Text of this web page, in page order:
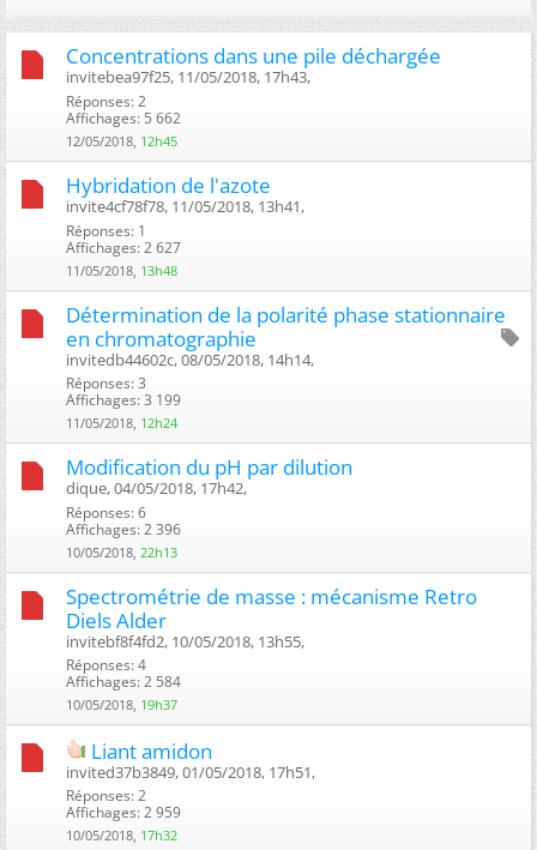
Concentrations dans une pile déchargée
invitebea97f25, 11/05/2018, 17h43, ‎
Réponses: 2
Affichages: 5 662
12/05/2018, 12h45
Hybridation de l'azote
invite4cf78f78, 11/05/2018, 13h41, ‎
Réponses: 1
Affichages: 2 627
11/05/2018, 13h48
Détermination de la polarité phase stationnaire
en chromatographie
invitedb44602c, 08/05/2018, 14h14, ‎
Réponses: 3
Affichages: 3 199
11/05/2018, 12h24
Modification du pH par dilution
dique, 04/05/2018, 17h42, ‎
Réponses: 6
Affichages: 2 396
10/05/2018, 22h13
Spectrométrie de masse : mécanisme Retro
Diels Alder
invitebf8f4fd2, 10/05/2018, 13h55, ‎
Réponses: 4
Affichages: 2 584
10/05/2018, 19h37
Liant amidon
invited37b3849, 01/05/2018, 17h51, ‎
Réponses: 2
Affichages: 2 959
10/05/2018, 17h32